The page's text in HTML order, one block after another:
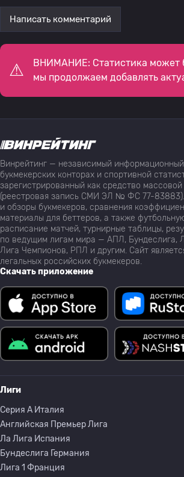
Написать комментарий
ВНИМАНИЕ: Статистика может
мы продолжаем добавлять
Винрейтинг — независимый
букмекерских конторах и спортивной
зарегистрированный как средство
(реестровая запись СМИ ЭЛ № ФС 77-83883).
и обзоры букмекеров, сравнения
материалы для беттеров, а также
расписание матчей, турнирные таблицы,
по ведущим лигам мира — АПЛ, Бундеслига,
Лига Чемпионов, РПЛ и другим. Сайт
легальных российских букмекеров.
Скачать приложение
Лиги
Серия A Италия
Английская Премьер Лига
Ла Лига Испания
Бундеслига Германия
Лига 1 Франция